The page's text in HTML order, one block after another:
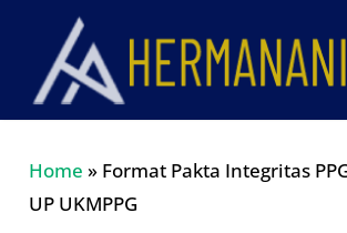
Home » Format Pakta Integritas
UP UKMPPG